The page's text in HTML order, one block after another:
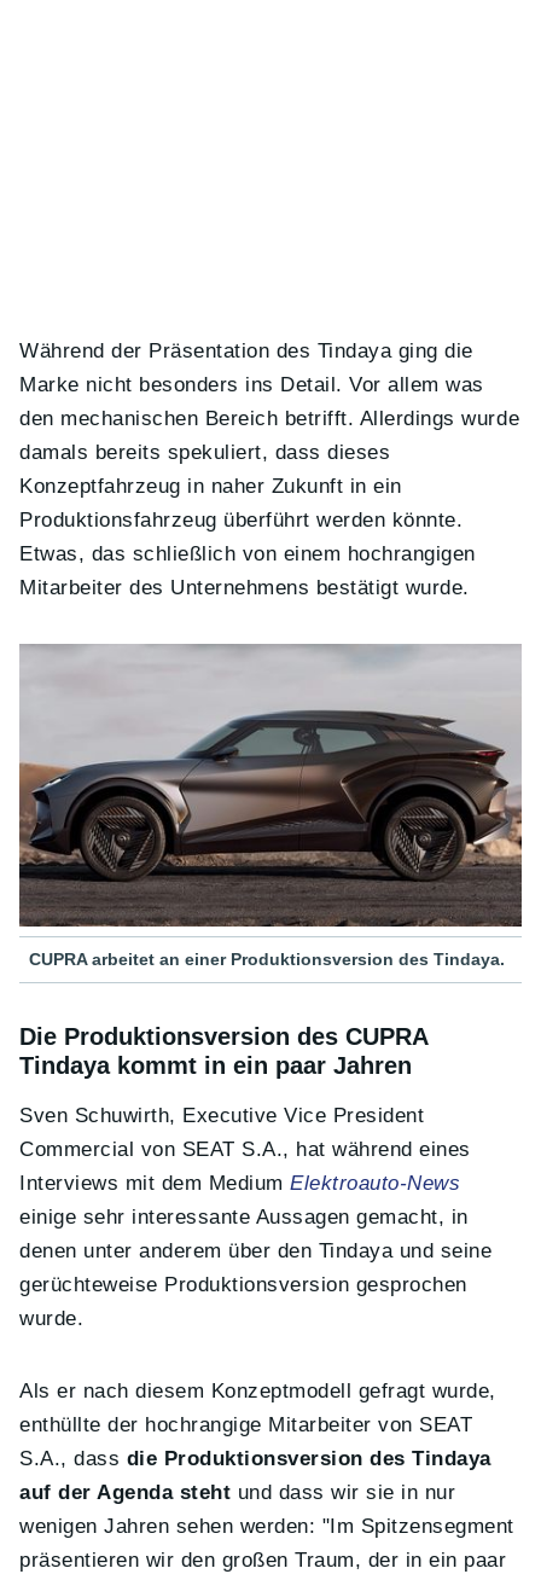
Während der Präsentation des Tindaya ging die
Marke nicht besonders ins Detail. Vor allem was
den mechanischen Bereich betrifft. Allerdings wurde
damals bereits spekuliert, dass dieses
Konzeptfahrzeug in naher Zukunft in ein
Produktionsfahrzeug überführt werden könnte.
Etwas, das schließlich von einem hochrangigen
Mitarbeiter des Unternehmens bestätigt wurde.
CUPRA arbeitet an einer Produktionsversion des Tindaya.
Die Produktionsversion des CUPRA
Tindaya kommt in ein paar Jahren
Sven Schuwirth, Executive Vice President
Commercial von SEAT S.A., hat während eines
Interviews mit dem MediumElektroauto-News
einige sehr interessante Aussagen gemacht, in
denen unter anderem über den Tindaya und seine
gerüchteweise Produktionsversion gesprochen
wurde.
Als er nach diesem Konzeptmodell gefragt wurde,
enthüllte der hochrangige Mitarbeiter von SEAT
S.A., dass die Produktionsversion des Tindaya
auf der Agenda steht und dass wir sie in nur
wenigen Jahren sehen werden: "Im Spitzensegment
präsentieren wir den großen Traum, der in ein paar